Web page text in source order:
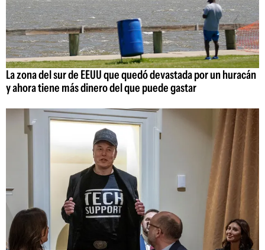
La zona del sur de EEUU que quedó devastada por un huracán
y ahora tiene más dinero del que puede gastar